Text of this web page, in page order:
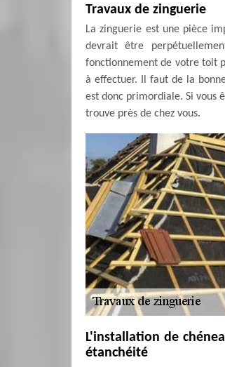
Travaux de zinguerie
La zinguerie est une pièce
devrait être
fonctionnement de votre toit
à effectuer. Il faut de la
est donc primordiale. Si vous
trouve près de chez vous.
L'installation de
étanchéité